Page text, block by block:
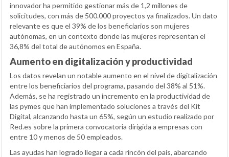
innovador ha permitido gestionar más de 1,2 millones de
solicitudes, con más de 500.000 proyectos ya finalizados. Un dato
relevante es que el 39% de los beneficiarios son mujeres
autónomas, en un contexto donde las mujeres representan el
36,8% del total de autónomos en España.
Aumento en digitalización y productividad
Los datos revelan un notable aumento en el nivel de digitalización
entre los beneficiarios del programa, pasando del 38% al 51%.
Además, se ha registrado un incremento en la productividad de
las pymes que han implementado soluciones a través del Kit
Digital, alcanzando hasta un 65%, según un estudio realizado por
Red.es sobre la primera convocatoria dirigida a empresas con
entre 10 y menos de 50 empleados.
Las ayudas han logrado llegar a cada rincón del país, abarcando